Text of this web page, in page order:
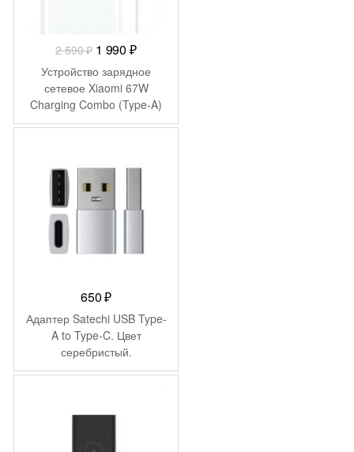
2 590₽ Первоначальная
цена
составляла
2
590 ₽.
1 990 ₽Текущая
цена:
1
990 ₽.
Устройство зарядное
сетевое Xiaomi 67W
Charging Combo (Type-A)
MDY-12-EH (BHR6035EU)
650₽
Адаптер Satechi USB Type-
A to Type-C. Цвет
серебристый.